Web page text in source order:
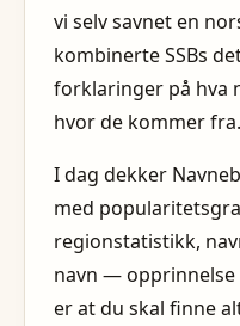
vi selv savnet en
kombinerte SSBs
forklaringer på hva
hvor de kommer fra.
I dag dekker
med
regionstatistikk,
navn —
er at du skal finne